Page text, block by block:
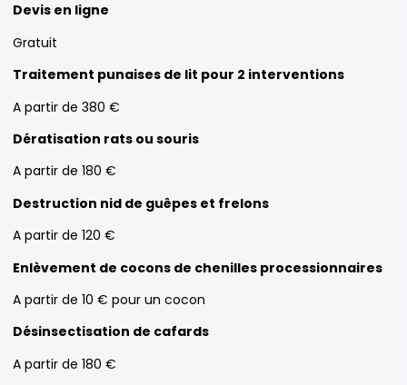
Devis en ligne
Gratuit
Traitement punaises de lit pour 2 interventions
A partir de 380 €
Dératisation rats ou souris
A partir de 180 €
Destruction nid de guêpes et frelons
A partir de 120 €
Enlèvement de cocons de chenilles processionnaires
A partir de 10 € pour un cocon
Désinsectisation de cafards
A partir de 180 €